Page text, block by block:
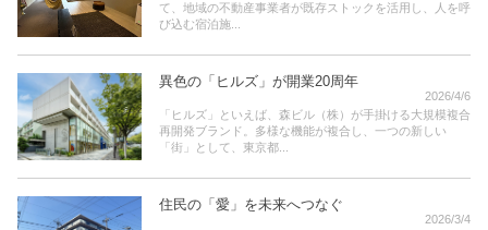
て、地域の不動産事業者が既存ストックを活用し、人を呼
び込む宿泊施...
異色の「ヒルズ」が開業20周年
2026/4/6
「ヒルズ」といえば、森ビル（株）が手掛ける大規模複合
再開発ブランド。多様な機能が複合し、一つの新しい
「街」として、東京都...
住民の「愛」を未来へつなぐ
2026/3/4